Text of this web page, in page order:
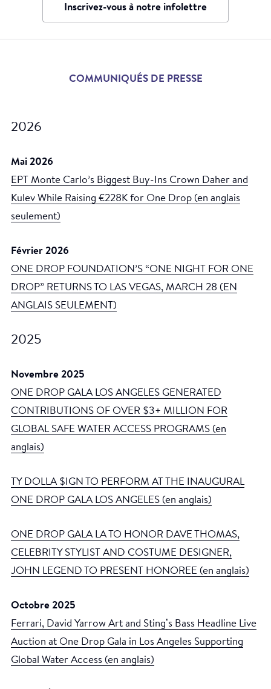
Inscrivez-vous à notre infolettre
COMMUNIQUÉS DE PRESSE
2026
Mai 2026
EPT Monte Carlo’s Biggest Buy-Ins Crown Daher and
Kulev While Raising €228K for One Drop (en anglais
seulement)
Février 2026
ONE DROP FOUNDATION’S “ONE NIGHT FOR ONE
DROP” RETURNS TO LAS VEGAS, MARCH 28 (EN
ANGLAIS SEULEMENT)
2025
Novembre 2025
ONE DROP GALA LOS ANGELES GENERATED
CONTRIBUTIONS OF OVER $3+ MILLION FOR
GLOBAL SAFE WATER ACCESS PROGRAMS (en
anglais)
TY DOLLA $IGN TO PERFORM AT THE INAUGURAL
ONE DROP GALA LOS ANGELES (en anglais)
ONE DROP GALA LA TO HONOR DAVE THOMAS,
CELEBRITY STYLIST AND COSTUME DESIGNER,
JOHN LEGEND TO PRESENT HONOREE (en anglais)
Octobre 2025
Ferrari, David Yarrow Art and Stingʼs Bass Headline Live
Auction at One Drop Gala in Los Angeles Supporting
Global Water Access (en anglais)